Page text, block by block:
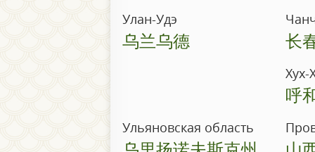
Улан-Удэ
乌兰乌德 长
Хух-
呼
Ульяновская область